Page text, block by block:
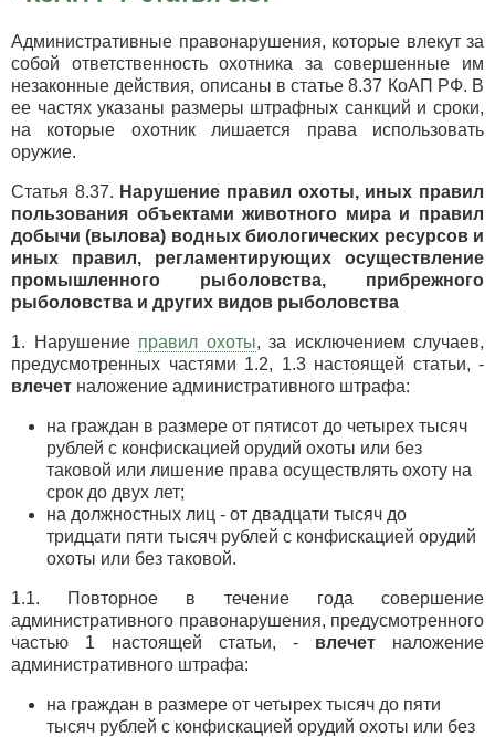
Административные правонарушения, которые влекут за
собой ответственность охотника за совершенные им
незаконные действия, описаны в статье 8.37 КоАП РФ. В
ее частях указаны размеры штрафных санкций и сроки,
на которые охотник лишается права использовать
оружие.
Статья 8.37. Нарушение правил охоты, иных правил
пользования объектами животного мира и правил
добычи (вылова) водных биологических ресурсов и
иных правил, регламентирующих осуществление
промышленного рыболовства, прибрежного
рыболовства и других видов рыболовства
1. Нарушение правил охоты, за исключением случаев,
предусмотренных частями 1.2, 1.3 настоящей статьи, -
влечет наложение административного штрафа:
на граждан в размере от пятисот до четырех тысяч
рублей с конфискацией орудий охоты или без
таковой или лишение права осуществлять охоту на
срок до двух лет;
на должностных лиц - от двадцати тысяч до
тридцати пяти тысяч рублей с конфискацией орудий
охоты или без таковой.
1.1. Повторное в течение года совершение
административного правонарушения, предусмотренного
частью 1 настоящей статьи, - влечет наложение
административного штрафа:
на граждан в размере от четырех тысяч до пяти
тысяч рублей с конфискацией орудий охоты или без